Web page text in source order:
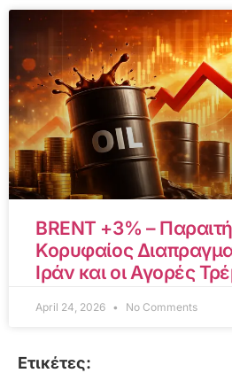
BRENT +3% –
Κορυφαίος
Ιράν και οι Αγορές
April 24, 2026 No Comments
Ετικέτες: